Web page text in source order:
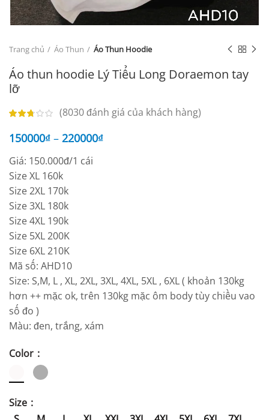
Trang chủ Áo Thun Áo Thun Hoodie
Áo thun hoodie Lý Tiểu Long Doraemon tay
lỡ
(8030đánh giá của khách hàng)
150000₫ – 220000₫
Giá: 150.000đ/1 cái
Size XL 160k
Size 2XL 170k
Size 3XL 180k
Size 4XL 190k
Size 5XL 200K
Size 6XL 210K
Mã số: AHD10
Size: S,M, L , XL, 2XL, 3XL, 4XL, 5XL , 6XL ( khoản 130kg
hơn ++ mặc ok, trên 130kg mặc ôm body tùy chiều vao
số đo )
Màu: đen, trắng, xám
Color
Size